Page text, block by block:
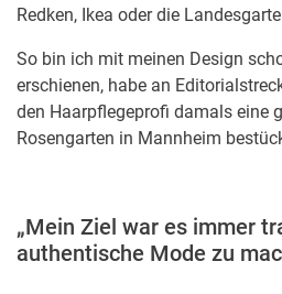
Redken, Ikea oder die
So bin ich mit meinen Design
erschienen, habe an
den Haarpflegeprofi damals eine
Rosengarten in Mannheim
„Mein Ziel war es immer
authentische Mode zu